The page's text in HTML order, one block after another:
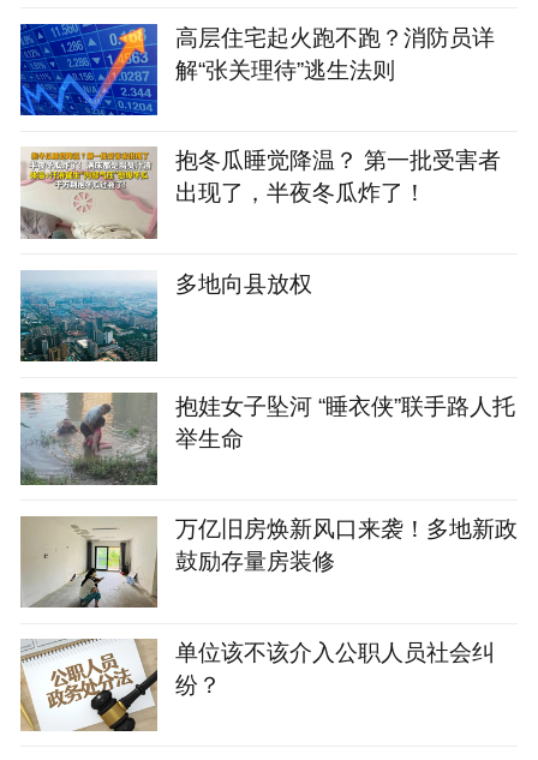
高层住宅起火跑不跑？消防员详
解“张关理待”逃生法则
抱冬瓜睡觉降温？ 第一批受害者
出现了，半夜冬瓜炸了！
多地向县放权
抱娃女子坠河 “睡衣侠”联手路人托
举生命
万亿旧房焕新风口来袭！多地新政
鼓励存量房装修
单位该不该介入公职人员社会纠
纷？